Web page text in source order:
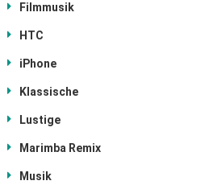
Filmmusik
HTC
iPhone
Klassische
Lustige
Marimba Remix
Musik